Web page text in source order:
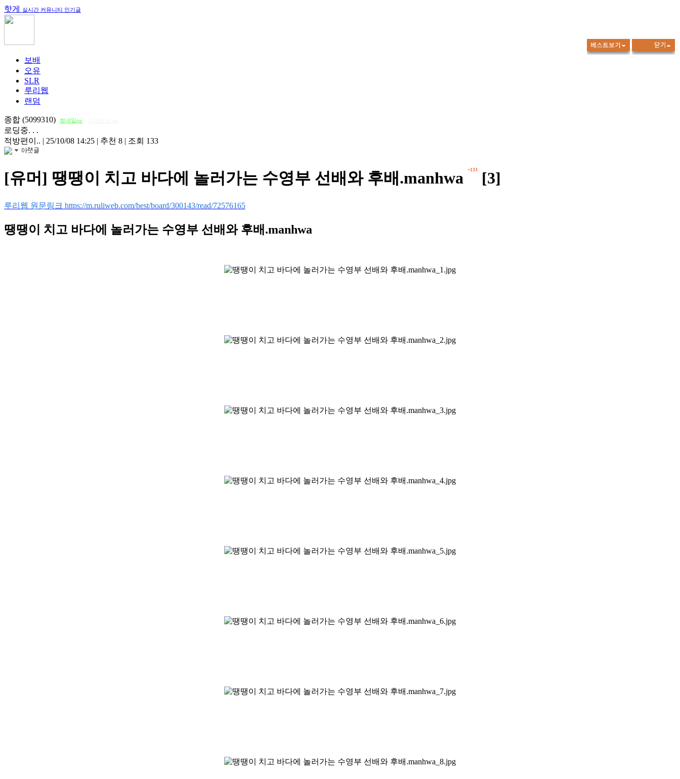
핫게 실시간 커뮤니티 인기글
보배
오유
SLR
루리웹
랜덤
종합 (5099310) 썸네일on
로딩중. . .
적방편이.. | 25/10/08 14:25 | 추천 8 | 조회 133
[유머] 땡땡이 치고 바다에 놀러가는 수영부 선배와 후배.manhwa +133 [3]
루리웹 원문링크 https://m.ruliweb.com/best/board/300143/read/72576165
땡땡이 치고 바다에 놀러가는 수영부 선배와 후배.manhwa